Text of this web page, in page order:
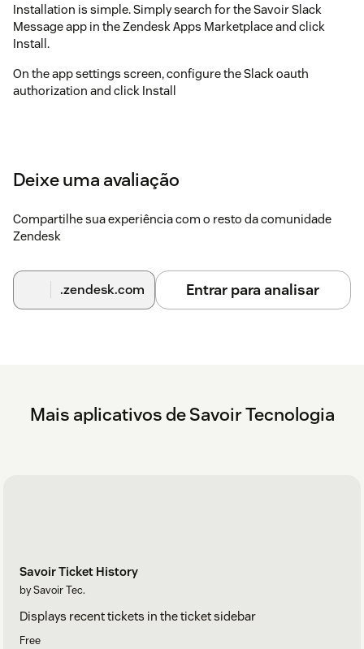
Installation is simple. Simply search for the Savoir Slack
Message app in the Zendesk Apps Marketplace and click
Install.
On the app settings screen, configure the Slack oauth
authorization and click Install
Deixe uma avaliação
Compartilhe sua experiência com o resto da comunidade
Zendesk
.zendesk.com Entrar para analisar
Mais aplicativos de Savoir Tecnologia
Savoir Ticket History
by Savoir Tec.
Displays recent tickets in the ticket sidebar
Free